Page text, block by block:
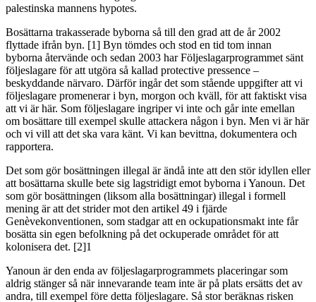
palestinska mannens hypotes.
Bosättarna trakasserade byborna så till den grad att de år 2002
flyttade ifrån byn. [1] Byn tömdes och stod en tid tom innan
byborna återvände och sedan 2003 har Följeslagarprogrammet sänt
följeslagare för att utgöra så kallad protective pressence –
beskyddande närvaro. Därför ingår det som stående uppgifter att vi
följeslagare promenerar i byn, morgon och kväll, för att faktiskt visa
att vi är här. Som följeslagare ingriper vi inte och går inte emellan
om bosättare till exempel skulle attackera någon i byn. Men vi är här
och vi vill att det ska vara känt. Vi kan bevittna, dokumentera och
rapportera.
Det som gör bosättningen illegal är ändå inte att den stör idyllen eller
att bosättarna skulle bete sig lagstridigt emot byborna i Yanoun. Det
som gör bosättningen (liksom alla bosättningar) illegal i formell
mening är att det strider mot den artikel 49 i fjärde
Genèvekonventionen, som stadgar att en ockupationsmakt inte får
bosätta sin egen befolkning på det ockuperade området för att
kolonisera det. [2]1
Yanoun är den enda av följeslagarprogrammets placeringar som
aldrig stänger så när innevarande team inte är på plats ersätts det av
andra, till exempel före detta följeslagare. Så stor beräknas risken